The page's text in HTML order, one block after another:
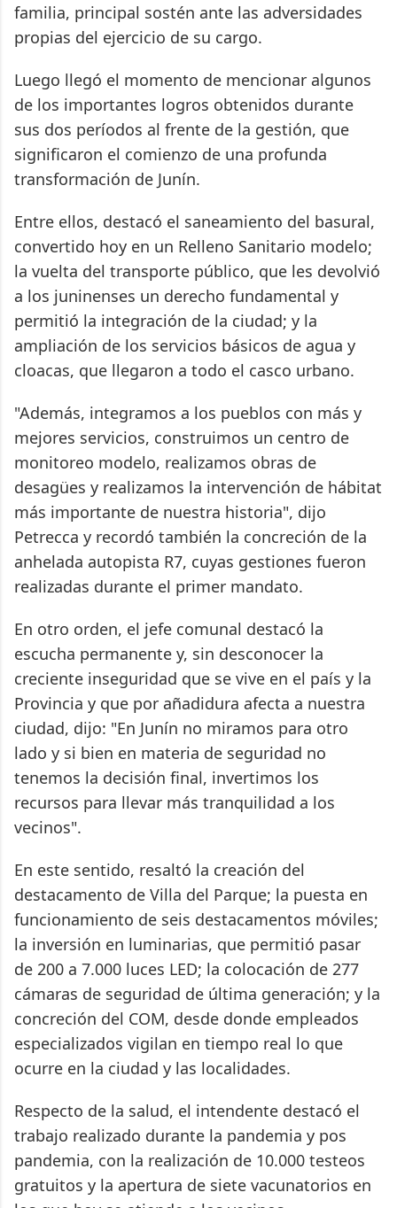
familia, principal sostén ante las adversidades
propias del ejercicio de su cargo.
Luego llegó el momento de mencionar algunos
de los importantes logros obtenidos durante
sus dos períodos al frente de la gestión, que
significaron el comienzo de una profunda
transformación de Junín.
Entre ellos, destacó el saneamiento del basural,
convertido hoy en un Relleno Sanitario modelo;
la vuelta del transporte público, que les devolvió
a los juninenses un derecho fundamental y
permitió la integración de la ciudad; y la
ampliación de los servicios básicos de agua y
cloacas, que llegaron a todo el casco urbano.
"Además, integramos a los pueblos con más y
mejores servicios, construimos un centro de
monitoreo modelo, realizamos obras de
desagües y realizamos la intervención de hábitat
más importante de nuestra historia", dijo
Petrecca y recordó también la concreción de la
anhelada autopista R7, cuyas gestiones fueron
realizadas durante el primer mandato.
En otro orden, el jefe comunal destacó la
escucha permanente y, sin desconocer la
creciente inseguridad que se vive en el país y la
Provincia y que por añadidura afecta a nuestra
ciudad, dijo: "En Junín no miramos para otro
lado y si bien en materia de seguridad no
tenemos la decisión final, invertimos los
recursos para llevar más tranquilidad a los
vecinos".
En este sentido, resaltó la creación del
destacamento de Villa del Parque; la puesta en
funcionamiento de seis destacamentos móviles;
la inversión en luminarias, que permitió pasar
de 200 a 7.000 luces LED; la colocación de 277
cámaras de seguridad de última generación; y la
concreción del COM, desde donde empleados
especializados vigilan en tiempo real lo que
ocurre en la ciudad y las localidades.
Respecto de la salud, el intendente destacó el
trabajo realizado durante la pandemia y pos
pandemia, con la realización de 10.000 testeos
gratuitos y la apertura de siete vacunatorios en